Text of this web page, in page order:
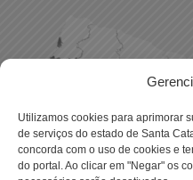
Utilizamos cookies para aprimorar
de serviços do estado de Santa
concorda com o uso de cookies e
do portal. Ao clicar em "Negar" os